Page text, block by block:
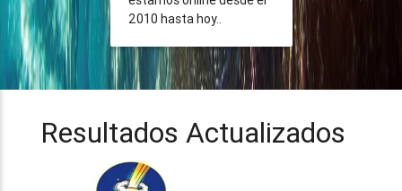
2010 hasta hoy..
Resultados Actualizados